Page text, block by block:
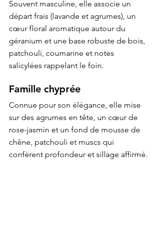
Souvent masculine, elle associe un
départ frais (lavande et agrumes), un
cœur floral aromatique autour du
géranium et une base robuste de bois,
patchouli, coumarine et notes
salicylées rappelant le foin.
Famille chyprée
Connue pour son élégance, elle mise
sur des agrumes en tête, un cœur de
rose-jasmin et un fond de mousse de
chêne, patchouli et muscs qui
confèrent profondeur et sillage affirmé.